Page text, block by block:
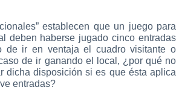
establecen que un juego para
deben haberse jugado cinco entradas
de ir en ventaja el cuadro visitante o
de ir ganando el local, ¿por qué no
dicha disposición si es que ésta aplica
entradas?